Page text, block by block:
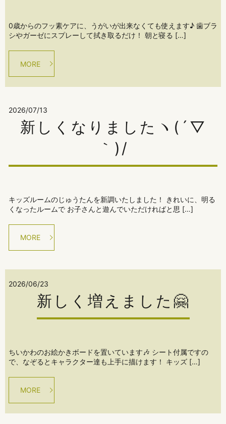
0歳からのフッ素ケアに、うがいが出来なくても使えます♪ 歯ブラ
シやガーゼにスプレーして拭き取るだけ！ 朝と寝る […]
MORE
2026/07/13
新しくなりましたヽ(´▽
｀)/
キッズルームのじゅうたんを新調いたしました！ きれいに、明る
くなったルームで お子さんと遊んでいただければと思 […]
MORE
2026/06/23
新しく増えました🤗
ちいかわのお絵かきボードを置いています🎶 シート付属ですの
で、なぞるとキャラクター達も上手に描けます！ キッズ […]
MORE